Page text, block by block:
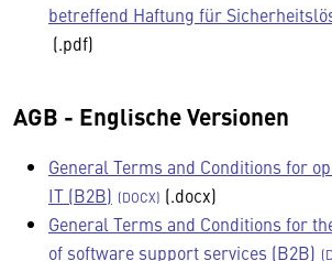
betreffend Haftung für
(.pdf)
AGB - Englische Versionen
General Terms and Conditions for
IT (B2B)
(.docx)
General Terms and Conditions for
of software support services (B2B)